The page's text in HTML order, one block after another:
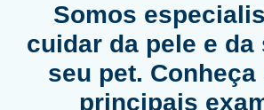
Somos
cuidar da pele e da
seu pet.
principais